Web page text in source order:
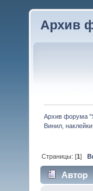
Архив
Архив форума
Винил,
Страницы: [1]
Автор